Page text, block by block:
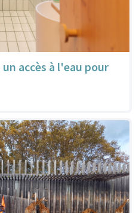
accès à l'eau pour